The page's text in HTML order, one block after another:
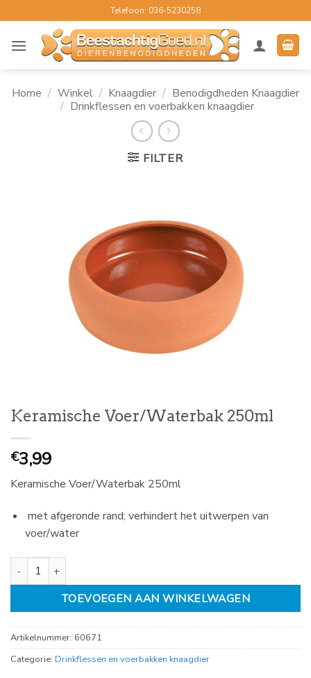
naar
inhoud
Telefoon: 036-5230258
Home / Winkel / Knaagdier / Benodigdheden Knaagdier
/ Drinkflessen en voerbakken knaagdier
FILTER
Keramische Voer/Waterbak 250ml
€3,99
Keramische Voer/Waterbak 250ml
met afgeronde rand; verhindert het uitwerpen van
voer/water
Keramische Voer/Waterbak 250ml aantal
TOEVOEGEN AAN WINKELWAGEN
Artikelnummer: 60671
Categorie: Drinkflessen en voerbakken knaagdier